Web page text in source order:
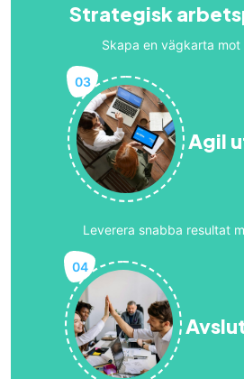
Strategisk
Skapa en vägkarta
03
Agil
Leverera snabba resultat
04